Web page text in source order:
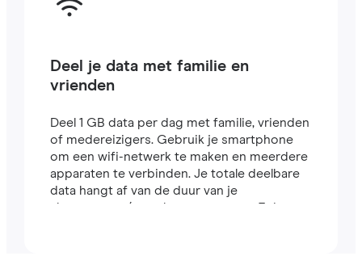
Deel je data met familie en
vrienden
Deel 1 GB data per dag met familie, vrienden
of medereizigers. Gebruik je smartphone
om een wifi-netwerk te maken en meerdere
apparaten te verbinden. Je totale deelbare
data hangt af van de duur van je
abonnement (een abonnement van 7 dagen